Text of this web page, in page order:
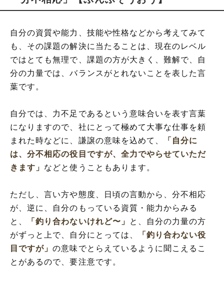
自分の資質や能力、技能や性格などから考えてみて
も、その課題の解決に当たることは、現在のレベル
ではとても無理で、課題の方が大きく、難解で、自
分の力量では、バランスがとれないことを表した言
葉です。
自分では、力不足であるという意味合いを表す言葉
になりますので、社にとって極めて大事な仕事を頼
まれた時などに、謙譲の意味を込めて、
「自分に
は、分不相応の役目ですが、全力でやらせていただ
きます」 などと使うこともあります。
ただし、言い方や態度、日頃の言動から、分不相応
が、逆に、自分のもっている資質・能力からみる
と、
「釣り合わないけれど〜」
と、自分の力量の方
がずっと上で、自分にとっては、
「釣り合わない役
目ですが」の意味でとらえているように聞こえるこ
とがあるので、要注意です。